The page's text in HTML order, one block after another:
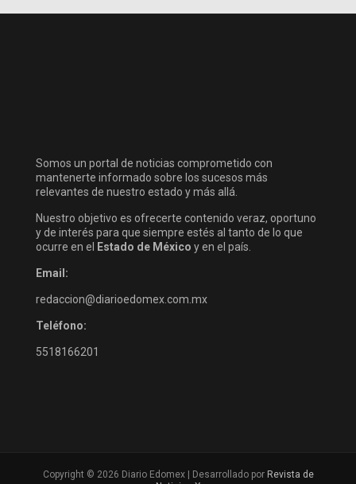
Somos un portal de noticias comprometido con
mantenerte informado sobre los sucesos más
relevantes de nuestro estado y más allá.
Nuestro objetivo es ofrecerte contenido veraz, oportuno
y de interés para que siempre estés al tanto de lo que
ocurre en el
Estado de México y en el país.
Email:
redaccion@diarioedomex.com.mx
Teléfono:
5518166201
Copyright © 2026 Diario Edomex | Desarrollado por Revista de